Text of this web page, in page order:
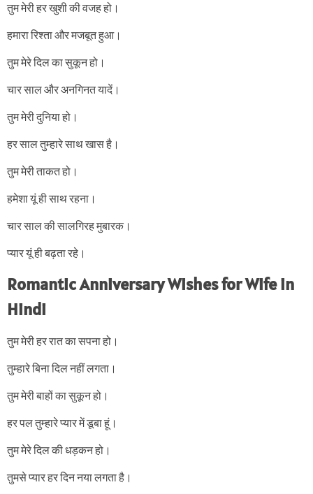
तुम मेरी हर खुशी की वजह हो।
हमारा रिश्ता और मजबूत हुआ।
तुम मेरे दिल का सुकून हो।
चार साल और अनगिनत यादें।
तुम मेरी दुनिया हो।
हर साल तुम्हारे साथ खास है।
तुम मेरी ताकत हो।
हमेशा यूं ही साथ रहना।
चार साल की सालगिरह मुबारक।
प्यार यूं ही बढ़ता रहे।
Romantic Anniversary Wishes for Wife in
Hindi
तुम मेरी हर रात का सपना हो।
तुम्हारे बिना दिल नहीं लगता।
तुम मेरी बाहों का सुकून हो।
हर पल तुम्हारे प्यार में डूबा हूं।
तुम मेरे दिल की धड़कन हो।
तुमसे प्यार हर दिन नया लगता है।